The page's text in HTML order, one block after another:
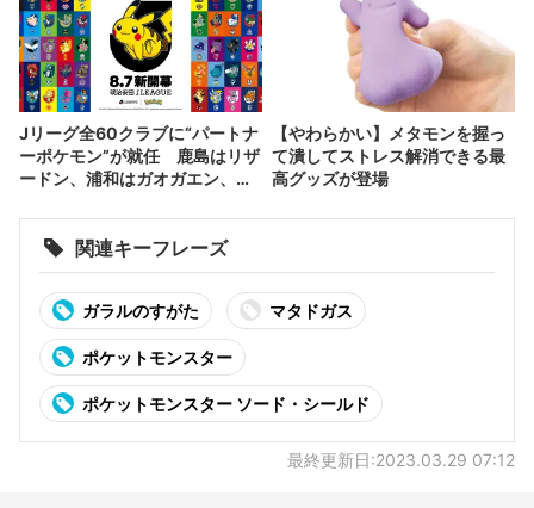
Jリーグ全60クラブに“パートナ
ーポケモン”が就任 鹿島はリザ
ードン、浦和はガオガエン、川
【やわらかい】メタモンを握っ
て潰してストレス解消できる最
高グッズが登場
関連キーフレーズ
ガラルのすがた マタドガス
ポケットモンスター
ポケットモンスター ソード・シールド
最終更新日:2023.03.29 07:12